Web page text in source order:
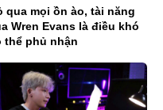
qua mọi ồn ào, tài năng
Wren Evans là điều khó
thể phủ nhận